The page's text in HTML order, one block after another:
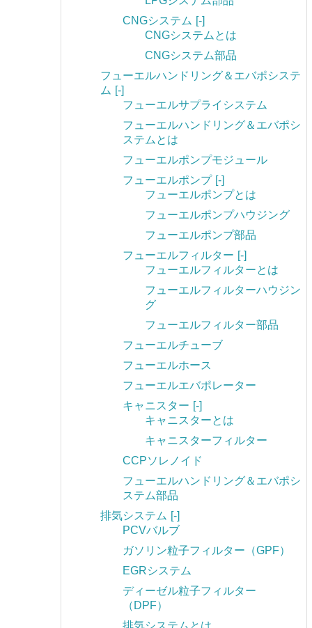
CNGシステム [-]
CNGシステムとは
CNGシステム部品
フューエルハンドリング＆エバポシステ
ム [-]
フューエルサプライシステム
フューエルハンドリング＆エバポシ
ステムとは
フューエルポンプモジュール
フューエルポンプ [-]
フューエルポンプとは
フューエルポンプハウジング
フューエルポンプ部品
フューエルフィルター [-]
フューエルフィルターとは
フューエルフィルターハウジン
グ
フューエルフィルター部品
フューエルチューブ
フューエルホース
フューエルエバポレーター
キャニスター [-]
キャニスターとは
キャニスターフィルター
CCPソレノイド
フューエルハンドリング＆エバポシ
ステム部品
排気システム [-]
PCVバルブ
ガソリン粒子フィルター（GPF）
EGRシステム
ディーゼル粒子フィルター
（DPF）